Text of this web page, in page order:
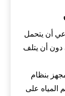
أن يتحمل
دون أن يتلف
بنظام
على